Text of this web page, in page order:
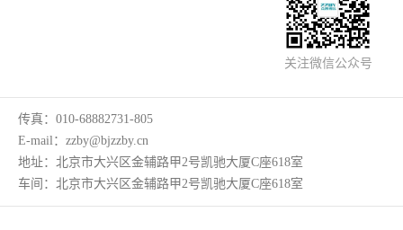
关注微信公众号
传真： 010-68882731-805
E-mail： zzby@bjzzby.cn
地址： 北京市大兴区金辅路甲2号凯驰大厦C座618室
车间： 北京市大兴区金辅路甲2号凯驰大厦C座618室